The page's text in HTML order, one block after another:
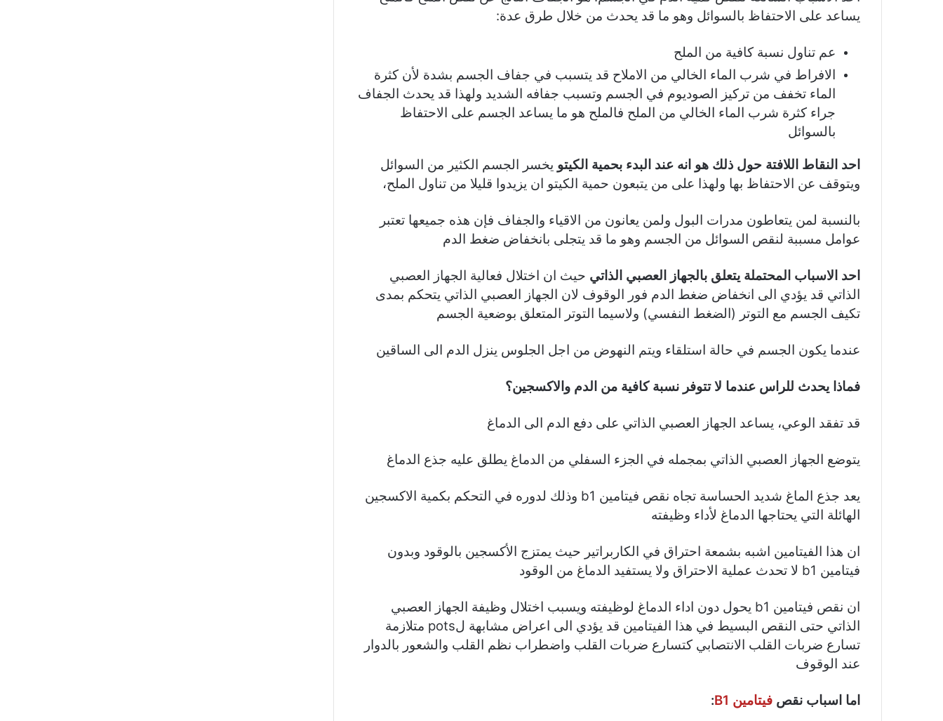
يساعد على الاحتفاظ بالسوائل وهو ما قد يحدث من خلال طرق عدة:
عم تناول نسبة كافية من الملح
الافراط في شرب الماء الخالي من الاملاح قد يتسبب في جفاف الجسم بشدة لأن كثرة
الماء تخفف من تركيز الصوديوم في الجسم وتسبب جفافه الشديد ولهذا قد يحدث الجفاف
جراء كثرة شرب الماء الخالي من الملح فالملح هو ما يساعد الجسم على الاحتفاظ
بالسوائل
احد النقاط اللافتة حول ذلك هو انه عند البدء بحمية الكيتو يخسر الجسم الكثير من السوائل
ويتوقف عن الاحتفاظ بها ولهذا على من يتبعون حمية الكيتو ان يزيدوا قليلا من تناول الملح،
بالنسبة لمن يتعاطون مدرات البول ولمن يعانون من الاقياء والجفاف فإن هذه جميعها تعتبر
عوامل مسببة لنقص السوائل من الجسم وهو ما قد يتجلى بانخفاض ضغط الدم
احد الاسباب المحتملة يتعلق بالجهاز العصبي الذاتي حيث ان اختلال فعالية الجهاز العصبي
الذاتي قد يؤدي الى انخفاض ضغط الدم فور الوقوف لان الجهاز العصبي الذاتي يتحكم بمدى
تكيف الجسم مع التوتر (الضغط النفسي) ولاسيما التوتر المتعلق بوضعية الجسم
عندما يكون الجسم في حالة استلقاء ويتم النهوض من اجل الجلوس ينزل الدم الى الساقين
فماذا يحدث للراس عندما لا تتوفر نسبة كافية من الدم والاكسجين؟
قد تفقد الوعي، يساعد الجهاز العصبي الذاتي على دفع الدم الى الدماغ
يتوضع الجهاز العصبي الذاتي بمجمله في الجزء السفلي من الدماغ يطلق عليه جذع الدماغ
يعد جذع الماغ شديد الحساسة تجاه نقص فيتامين b1 وذلك لدوره في التحكم بكمية الاكسجين
الهائلة التي يحتاجها الدماغ لأداء وظيفته
ان هذا الفيتامين اشبه بشمعة احتراق في الكاربراتير حيث يمتزج الأكسجين بالوقود وبدون
فيتامين b1 لا تحدث عملية الاحتراق ولا يستفيد الدماغ من الوقود
ان نقص فيتامين b1 يحول دون اداء الدماغ لوظيفته ويسبب اختلال وظيفة الجهاز العصبي
الذاتي حتى النقص البسيط في هذا الفيتامين قد يؤدي الى اعراض مشابهة لpots متلازمة
تسارع ضربات القلب الانتصابي كتسارع ضربات القلب واضطراب نظم القلب والشعور بالدوار
عند الوقوف
اما اسباب نقص فيتامين B1 :